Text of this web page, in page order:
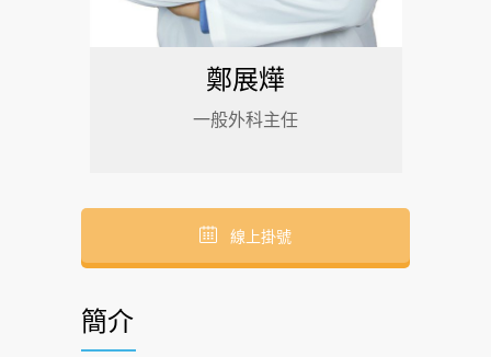
鄭展燁
一般外科主任
線上掛號
簡介